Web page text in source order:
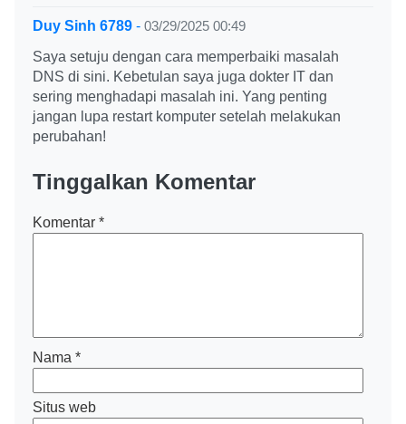
Duy Sinh 6789 - 03/29/2025 00:49
Saya setuju dengan cara memperbaiki masalah
DNS di sini. Kebetulan saya juga dokter IT dan
sering menghadapi masalah ini. Yang penting
jangan lupa restart komputer setelah melakukan
perubahan!
Tinggalkan Komentar
Komentar *
Nama *
Situs web